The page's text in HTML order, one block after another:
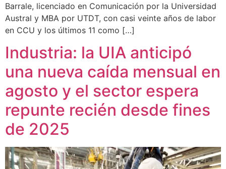
Barrale, licenciado en Comunicación por la Universidad
Austral y MBA por UTDT, con casi veinte años de labor
en CCU y los últimos 11 como […]
Industria: la UIA anticipó
una nueva caída mensual en
agosto y el sector espera
repunte recién desde fines
de 2025